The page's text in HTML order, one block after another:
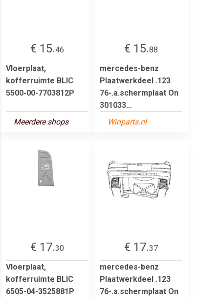
€ 15.46
Vloerplaat,
kofferruimte BLIC
5500-00-7703812P
Meerdere shops
€ 15.88
mercedes-benz
Plaatwerkdeel .123
76-.a.schermplaat On
301033...
Winparts.nl
€ 17.30
Vloerplaat,
kofferruimte BLIC
6505-04-3525881P
€ 17.37
mercedes-benz
Plaatwerkdeel .123
76-.a.schermplaat On